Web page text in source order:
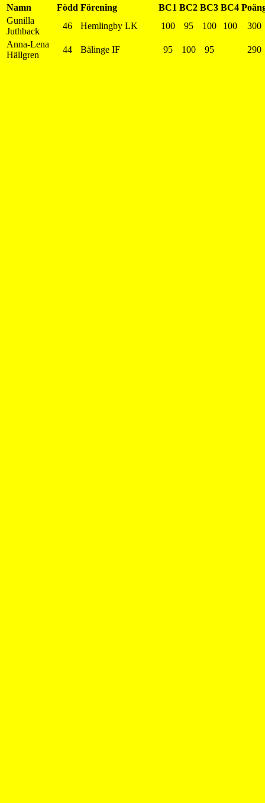
Namn
Född Förening BC1 BC2 BC3 BC4
Gunilla
Juthback
46 Hemlingby LK 100 95 100 100
300
Anna-Lena
Hällgren
44 Bälinge IF 95 100 95 290